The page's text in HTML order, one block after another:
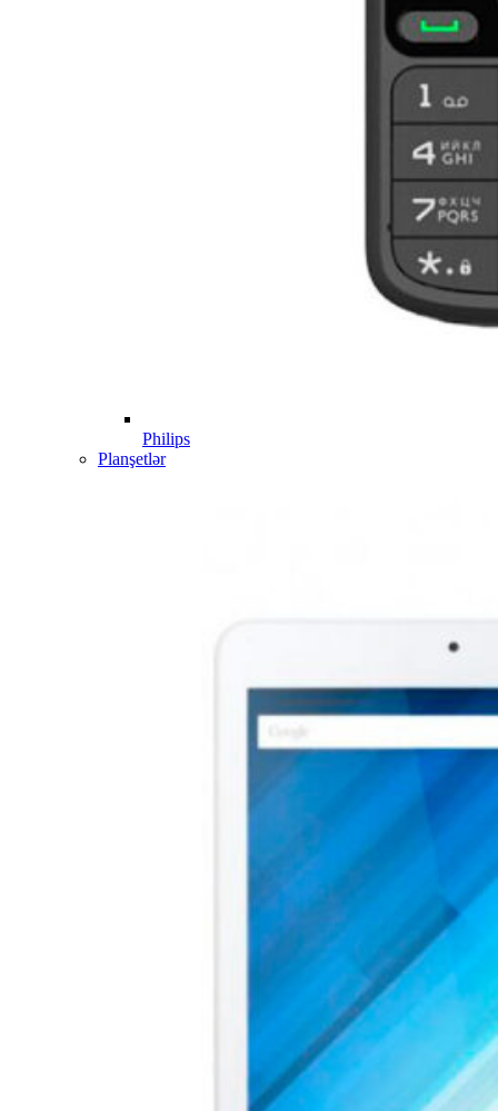
Philips
Planşetlər